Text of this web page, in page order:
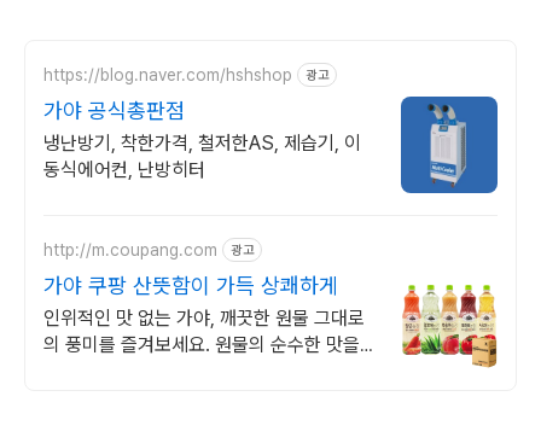
https://blog.naver.com/hshshop 광고
가야 공식총판점
냉난방기, 착한가격, 철저한AS, 제습기, 이
동식에어컨, 난방히터
http://m.coupang.com 광고
가야 쿠팡 산뜻함이 가득 상쾌하게
인위적인 맛 없는 가야, 깨끗한 원물 그대로
의 풍미를 즐겨보세요. 원물의 순수한 맛을